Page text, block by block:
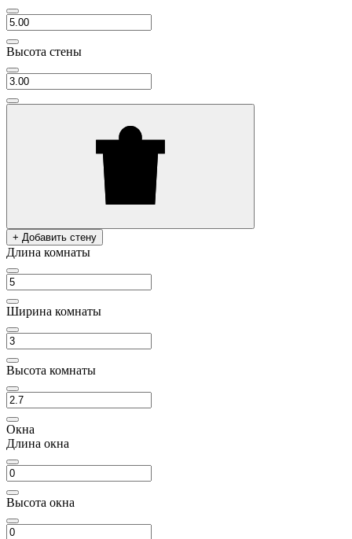
Высота стены
+ Добавить стену
Длина комнаты
Ширина комнаты
Высота комнаты
Окна
Длина окна
Высота окна